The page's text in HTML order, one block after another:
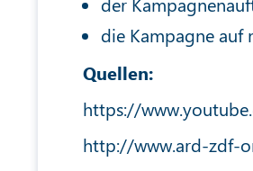
die Kampagne auf
Quellen:
https://
http://www.ard-zdf-